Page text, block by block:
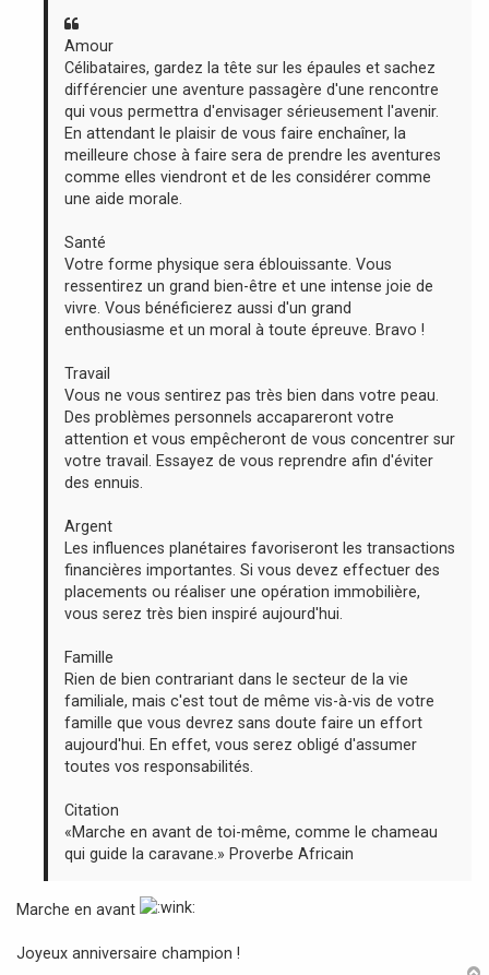
Amour
Célibataires, gardez la tête sur les épaules et sachez
différencier une aventure passagère d'une rencontre
qui vous permettra d'envisager sérieusement l'avenir.
En attendant le plaisir de vous faire enchaîner, la
meilleure chose à faire sera de prendre les aventures
comme elles viendront et de les considérer comme
une aide morale.
Santé
Votre forme physique sera éblouissante. Vous
ressentirez un grand bien-être et une intense joie de
vivre. Vous bénéficierez aussi d'un grand
enthousiasme et un moral à toute épreuve. Bravo !
Travail
Vous ne vous sentirez pas très bien dans votre peau.
Des problèmes personnels accapareront votre
attention et vous empêcheront de vous concentrer sur
votre travail. Essayez de vous reprendre afin d'éviter
des ennuis.
Argent
Les influences planétaires favoriseront les transactions
financières importantes. Si vous devez effectuer des
placements ou réaliser une opération immobilière,
vous serez très bien inspiré aujourd'hui.
Famille
Rien de bien contrariant dans le secteur de la vie
familiale, mais c'est tout de même vis-à-vis de votre
famille que vous devrez sans doute faire un effort
aujourd'hui. En effet, vous serez obligé d'assumer
toutes vos responsabilités.
Citation
«Marche en avant de toi-même, comme le chameau
qui guide la caravane.» Proverbe Africain
Marche en avant
Joyeux anniversaire champion !